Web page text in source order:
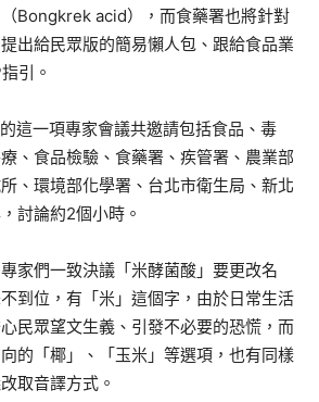
Bongkrek acid），而食藥署也將針對
出給民眾版的簡易懶人包、跟給食品業
引。
這一項專家會議共邀請包括食品、毒
、食品檢驗、食藥署、疾管署、農業部
、環境部化學署、台北市衛生局、新北
討論約2個小時。
家們一致決議「米酵菌酸」要更改名
到位，有「米」這個字，由於日常生活
民眾望文生義、引發不必要的恐慌，而
的「椰」、「玉米」等選項，也有同樣
取音譯方式。